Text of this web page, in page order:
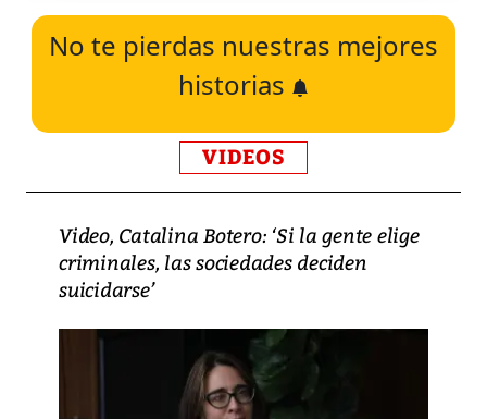
No te pierdas nuestras mejores
historias
VIDEOS
Video, Catalina Botero: ‘Si la gente elige
criminales, las sociedades deciden
suicidarse’